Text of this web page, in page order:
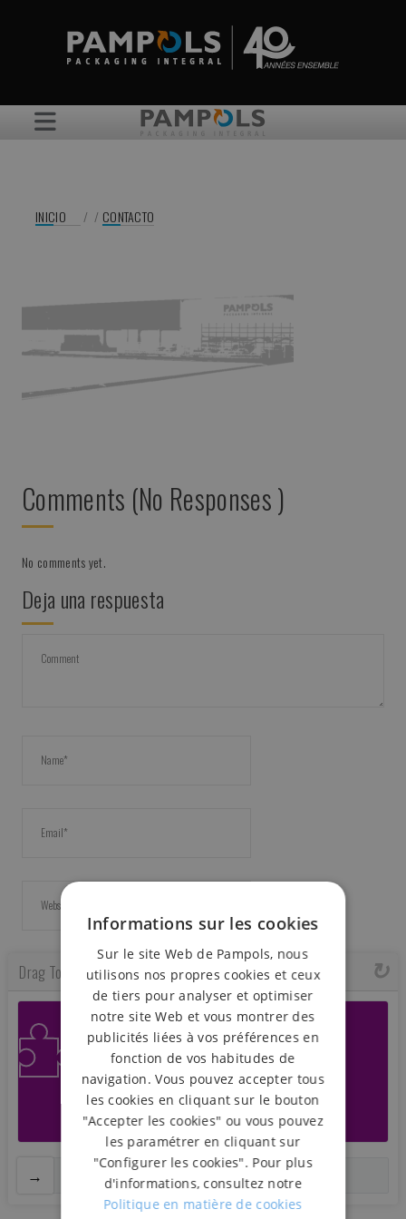
INICIO / / CONTACTO
Comments (No Responses )
No comments yet.
Deja una respuesta
Drag To Verify
Drag to solve the Puzzle
Informations sur les cookies
Sur le site Web de Pampols, nous
utilisons nos propres cookies et ceux
de tiers pour analyser et optimiser
notre site Web et vous montrer des
publicités liées à vos préférences en
fonction de vos habitudes de
navigation. Vous pouvez accepter tous
les cookies en cliquant sur le bouton
"Accepter les cookies" ou vous pouvez
les paramétrer en cliquant sur
"Configurer les cookies". Pour plus
d'informations, consultez notre
Politique en matière de cookies